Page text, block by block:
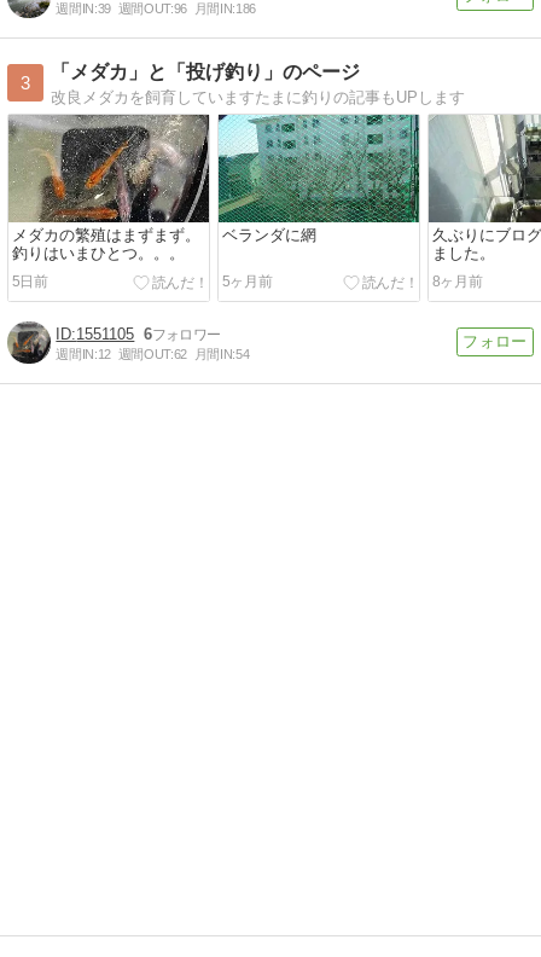
週間IN:39 週間OUT:96 月間IN:186
3
「メダカ」と「投げ釣り」のページ
改良メダカを飼育していますたまに釣りの記事もUPします
メダカの繁殖はまずまず。
釣りはいまひとつ。。。
5日前
ベランダに網
5ヶ月前
久ぶりにブロ
ました。
8ヶ月前
1551105 6
週間IN:12 週間OUT:62 月間IN:54